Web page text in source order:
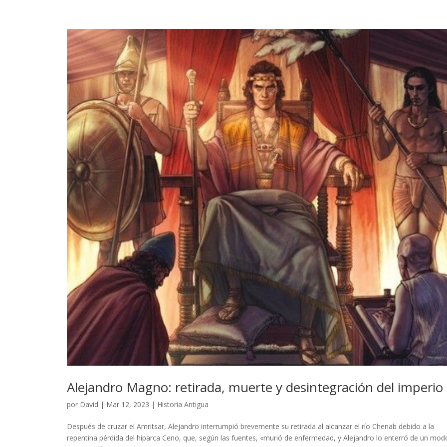
Alejandro Magno: retirada, muerte y desintegración del imperio
por David | Mar 12, 2023 | Historia Antigua
Después de cruzar el Amritsar, Alejandro interrumpió brevemente su retirada al alcanzar el río Chenab debido a la
repentina pérdida del hiparca Ceno, que, según las fuentes, «murió de enfermedad, y Alejandro lo enterró de un